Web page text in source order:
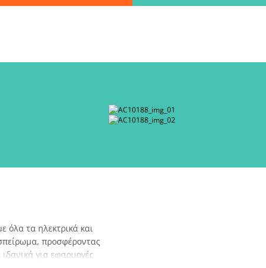
όλα τα ηλεκτρικά και
προσφέροντας
για εφαρμογές